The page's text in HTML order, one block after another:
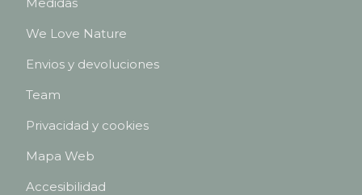
We Love Nature
Envios y devoluciones
Team
Privacidad y cookies
Mapa Web
Accesibilidad